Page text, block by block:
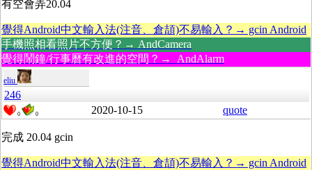
有空會弄20.04
覺得Android中文輸入法(注音、倉頡)不易輸入？→ gcin Android
手機照相看照片不方便？→ AndCamera
覺得鬧鐘/行事曆有改進的空間？→ AndAlarm
eliu
246
0 0 2020-10-15 quote
完成 20.04 gcin
覺得Android中文輸入法(注音、倉頡)不易輸入？→ gcin Android